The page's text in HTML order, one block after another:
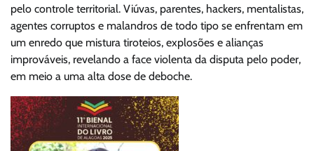
pelo controle territorial. Viúvas, parentes, hackers, mentalistas,
agentes corruptos e malandros de todo tipo se enfrentam em
um enredo que mistura tiroteios, explosões e alianças
improváveis, revelando a face violenta da disputa pelo poder,
em meio a uma alta dose de deboche.